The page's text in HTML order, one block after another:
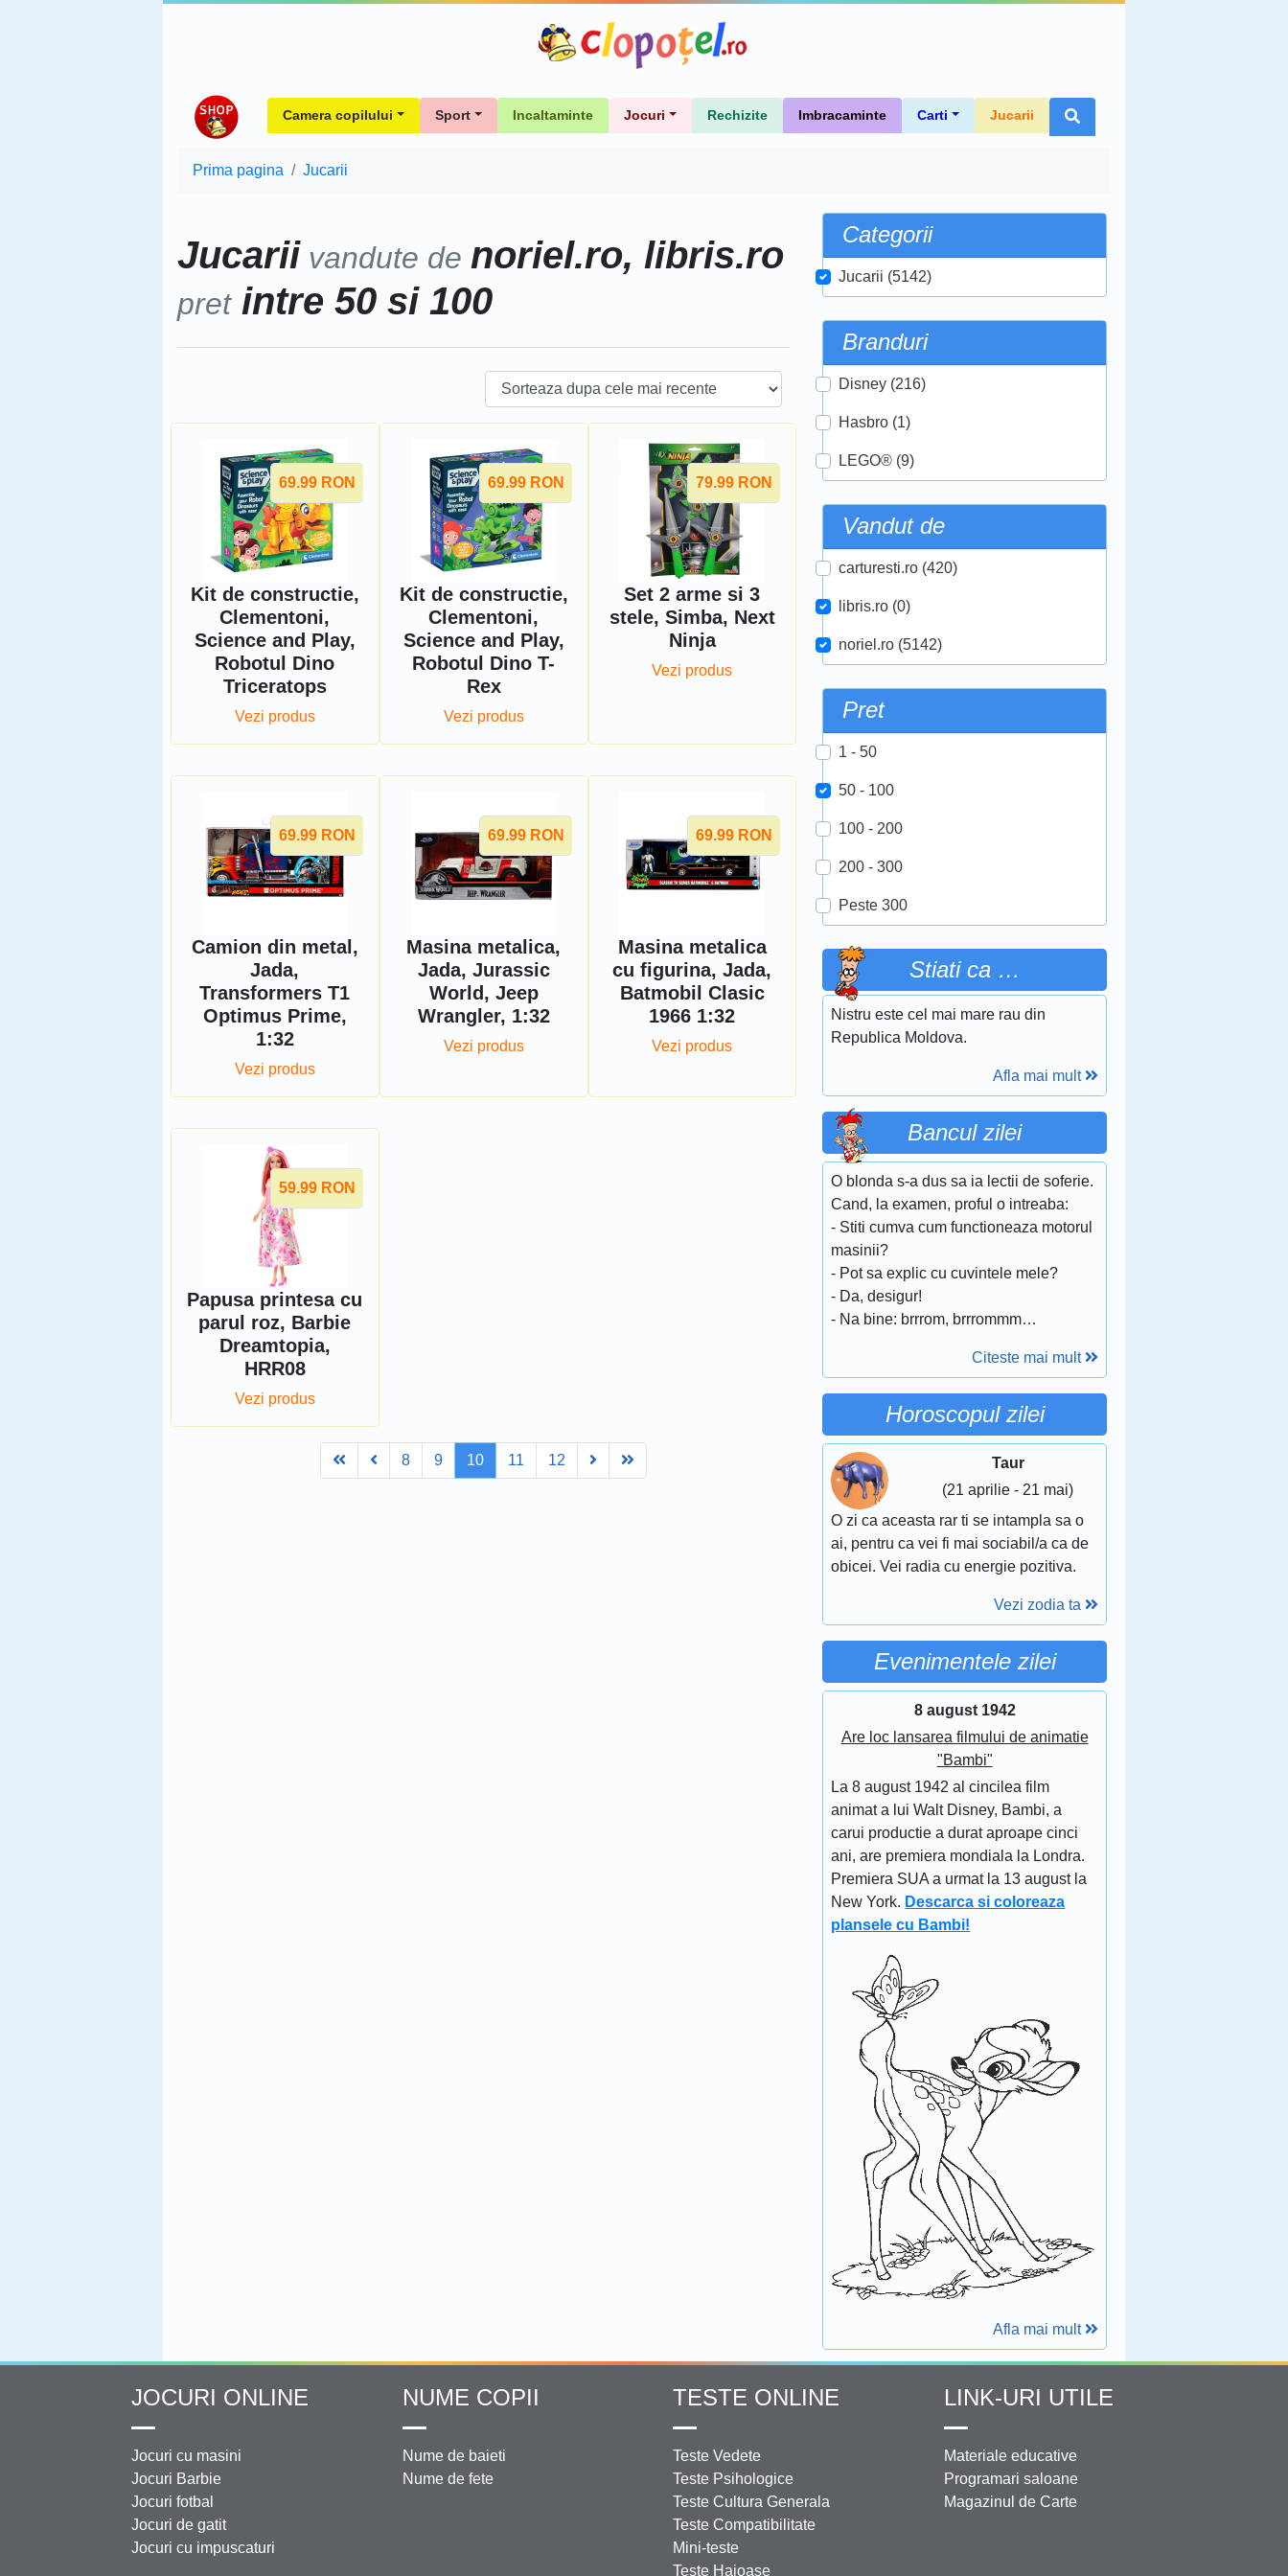
Camera copilului Sport Incaltaminte Jocuri Rechizite Imbracaminte Carti Jucarii
Prima pagina Jucarii
Jucarii vandute de noriel.ro, libris.ro
pretintre 50 si 100
69.99 RON
Kit de constructie,
Clementoni,
Science and Play,
Robotul Dino
Triceratops
Vezi produs
69.99 RON
Kit de constructie,
Clementoni,
Science and Play,
Robotul Dino T-
Rex
Vezi produs
79.99 RON
Set 2 arme si 3
stele, Simba, Next
Ninja
Vezi produs
69.99 RON
Camion din metal,
Jada,
Transformers T1
Optimus Prime,
1:32
Vezi produs
69.99 RON
Masina metalica,
Jada, Jurassic
World, Jeep
Wrangler, 1:32
Vezi produs
69.99 RON
Masina metalica
cu figurina, Jada,
Batmobil Clasic
1966 1:32
Vezi produs
59.99 RON
Papusa printesa cu
parul roz, Barbie
Dreamtopia,
HRR08
Vezi produs
FirstPrev
8 9 10 11 12 Next
Categorii
Jucarii (5142)
Branduri
Disney (216)
Hasbro (1)
LEGO® (9)
Vandut de
carturesti.ro (420)
libris.ro (0)
noriel.ro (5142)
Pret
1 - 50
50 - 100
100 - 200
200 - 300
Peste 300
Stiati ca …
Nistru este cel mai mare rau din
Republica Moldova.
Afla mai mult
Bancul zilei
O blonda s-a dus sa ia lectii de soferie.
Cand, la examen, proful o intreaba:
- Stiti cumva cum functioneaza motorul
masinii?
- Pot sa explic cu cuvintele mele?
- Da, desigur!
- Na bine: brrrom, brrrommm…
Citeste mai mult
Horoscopul zilei
Taur
(21 aprilie - 21 mai)
O zi ca aceasta rar ti se intampla sa o
ai, pentru ca vei fi mai sociabil/a ca de
obicei. Vei radia cu energie pozitiva.
Vezi zodia ta
Evenimentele zilei
8 august 1942
Are loc lansarea filmului de animatie
"Bambi"
La 8 august 1942 al cincilea film
animat a lui Walt Disney, Bambi, a
carui productie a durat aproape cinci
ani, are premiera mondiala la Londra.
Premiera SUA a urmat la 13 august la
New York. Descarca si coloreaza
plansele cu Bambi!
Afla mai mult
JOCURI ONLINE
Jocuri cu masini
Jocuri Barbie
Jocuri fotbal
Jocuri de gatit
Jocuri cu impuscaturi
NUME COPII
Nume de baieti
Nume de fete
TESTE ONLINE
Teste Vedete
Teste Psihologice
Teste Cultura Generala
Teste Compatibilitate
Mini-teste
Teste Haioase
LINK-URI UTILE
Materiale educative
Programari saloane
Magazinul de Carte